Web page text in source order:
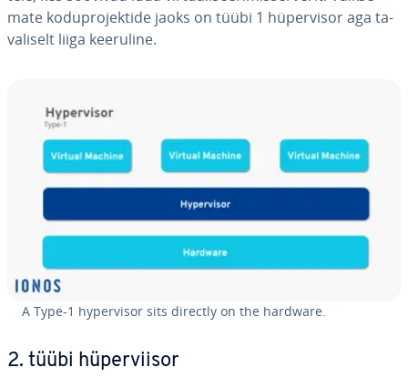
mate ko­du­pro­jek­tide jaoks on tüübi 1 hü­per­vi­sor aga ta­
va­li­selt liiga keeruline.
A Type-1 hy­per­vi­sor sits directly on the hardware.
2. tüübi hü­per­vii­sor